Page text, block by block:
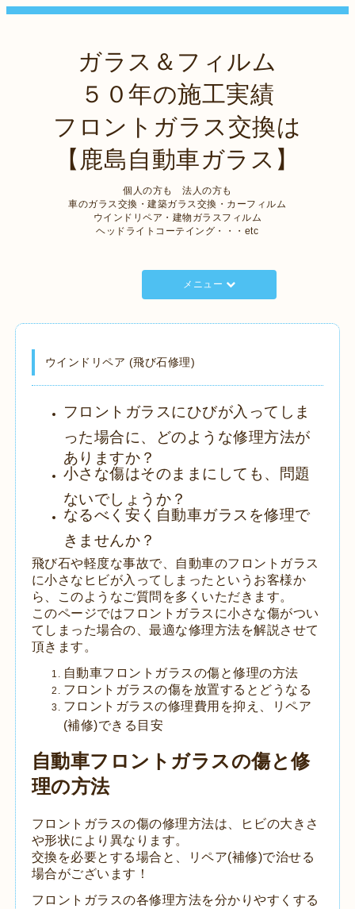
ガラス＆フィルム
５０年の施工実績
フロントガラス交換は
【鹿島自動車ガラス】
個人の方も 法人の方も
車のガラス交換・建築ガラス交換・カーフィルム
ウインドリペア・建物ガラスフィルム
ヘッドライトコーテイング・・・etc
メニュー
ウインドリペア (飛び石修理)
フロントガラスにひびが入ってしま
った場合に、どのような修理方法が
ありますか？
小さな傷はそのままにしても、問題
ないでしょうか？
なるべく安く自動車ガラスを修理で
きませんか？
飛び石や軽度な事故で、自動車のフロントガラス
に小さなヒビが入ってしまったというお客様か
ら、このようなご質問を多くいただきます。
このページではフロントガラスに小さな傷がつい
てしまった場合の、最適な修理方法を解説させて
頂きます。
自動車フロントガラスの傷と修理の方法
フロントガラスの傷を放置するとどうなる
フロントガラスの修理費用を抑え、リペア
(補修)できる目安
自動車フロントガラスの傷と修
理の方法
フロントガラスの傷の修理方法は、ヒビの大きさ
や形状により異なります。
交換を必要とする場合と、リペア(補修)で治せる
場合がございます！
フロントガラスの各修理方法を分かりやすくする